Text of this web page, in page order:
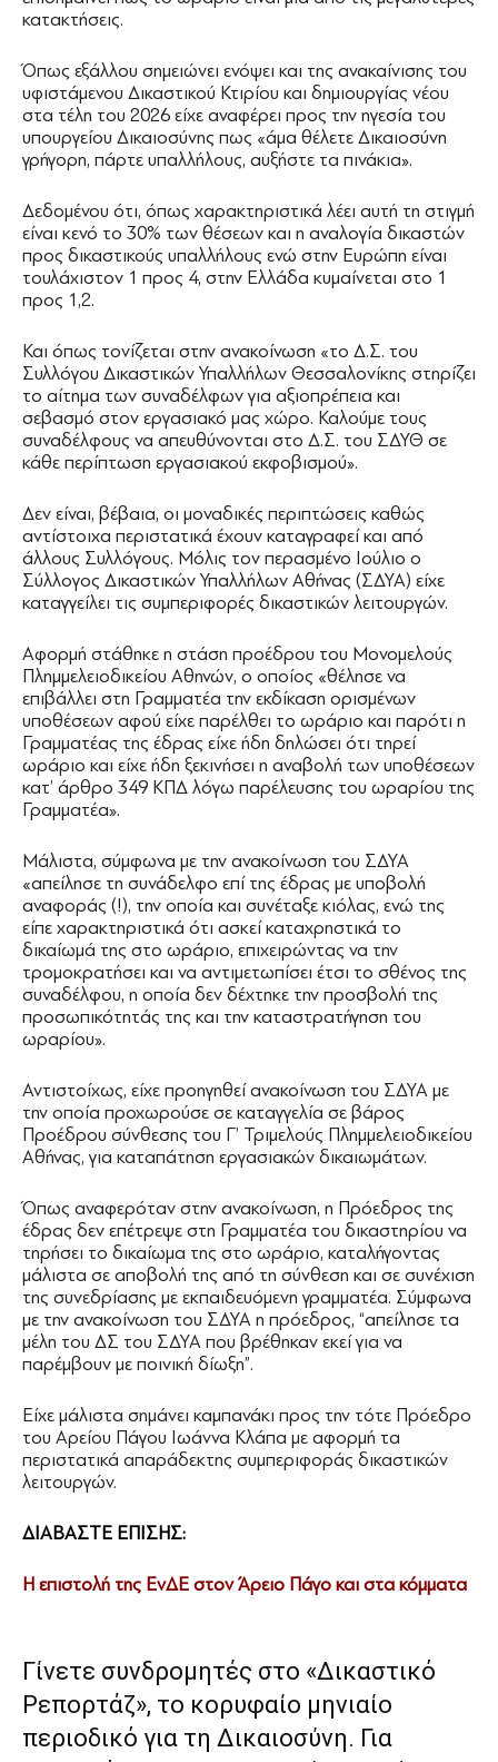
κατακτήσεις.
Όπως εξάλλου σημειώνει ενόψει και της ανακαίνισης του
υφιστάμενου Δικαστικού Κτιρίου και δημιουργίας νέου
στα τέλη του 2026 είχε αναφέρει προς την ηγεσία του
υπουργείου Δικαιοσύνης πως «άμα θέλετε Δικαιοσύνη
γρήγορη, πάρτε υπαλλήλους, αυξήστε τα πινάκια».
Δεδομένου ότι, όπως χαρακτηριστικά λέει αυτή τη στιγμή
είναι κενό το 30% των θέσεων και η αναλογία δικαστών
προς δικαστικούς υπαλλήλους ενώ στην Ευρώπη είναι
τουλάχιστον 1 προς 4, στην Ελλάδα κυμαίνεται στο 1
προς 1,2.
Και όπως τονίζεται στην ανακοίνωση «το Δ.Σ. του
Συλλόγου Δικαστικών Υπαλλήλων Θεσσαλονίκης στηρίζει
το αίτημα των συναδέλφων για αξιοπρέπεια και
σεβασμό στον εργασιακό μας χώρο. Καλούμε τους
συναδέλφους να απευθύνονται στο Δ.Σ. του ΣΔΥΘ σε
κάθε περίπτωση εργασιακού εκφοβισμού».
Δεν είναι, βέβαια, οι μοναδικές περιπτώσεις καθώς
αντίστοιχα περιστατικά έχουν καταγραφεί και από
άλλους Συλλόγους. Μόλις τον περασμένο Ιούλιο ο
Σύλλογος Δικαστικών Υπαλλήλων Αθήνας (ΣΔΥΑ) είχε
καταγγείλει τις συμπεριφορές δικαστικών λειτουργών.
Αφορμή στάθηκε η στάση προέδρου του Μονομελούς
Πλημμελειοδικείου Αθηνών, ο οποίος «θέλησε να
επιβάλλει στη Γραμματέα την εκδίκαση ορισμένων
υποθέσεων αφού είχε παρέλθει το ωράριο και παρότι η
Γραμματέας της έδρας είχε ήδη δηλώσει ότι τηρεί
ωράριο και είχε ήδη ξεκινήσει η αναβολή των υποθέσεων
κατ’ άρθρο 349 ΚΠΔ λόγω παρέλευσης του ωραρίου της
Γραμματέα».
Μάλιστα, σύμφωνα με την ανακοίνωση του ΣΔΥΑ
«απείλησε τη συνάδελφο επί της έδρας με υποβολή
αναφοράς (!), την οποία και συνέταξε κιόλας, ενώ της
είπε χαρακτηριστικά ότι ασκεί καταχρηστικά το
δικαίωμά της στο ωράριο, επιχειρώντας να την
τρομοκρατήσει και να αντιμετωπίσει έτσι το σθένος της
συναδέλφου, η οποία δεν δέχτηκε την προσβολή της
προσωπικότητάς της και την καταστρατήγηση του
ωραρίου».
Αντιστοίχως, είχε προηγηθεί ανακοίνωση του ΣΔΥΑ με
την οποία προχωρούσε σε καταγγελία σε βάρος
Προέδρου σύνθεσης του Γ’ Τριμελούς Πλημμελειοδικείου
Αθήνας, για καταπάτηση εργασιακών δικαιωμάτων.
Όπως αναφερόταν στην ανακοίνωση, η Πρόεδρος της
έδρας δεν επέτρεψε στη Γραμματέα του δικαστηρίου να
τηρήσει το δικαίωμα της στο ωράριο, καταλήγοντας
μάλιστα σε αποβολή της από τη σύνθεση και σε συνέχιση
της συνεδρίασης με εκπαιδευόμενη γραμματέα. Σύμφωνα
με την ανακοίνωση του ΣΔΥΑ η πρόεδρος, “απείλησε τα
μέλη του ΔΣ του ΣΔΥΑ που βρέθηκαν εκεί για να
παρέμβουν με ποινική δίωξη”.
Είχε μάλιστα σημάνει καμπανάκι προς την τότε Πρόεδρο
του Αρείου Πάγου Ιωάννα Κλάπα με αφορμή τα
περιστατικά απαράδεκτης συμπεριφοράς δικαστικών
λειτουργών.
ΔΙΑΒΑΣΤΕ ΕΠΙΣΗΣ:
Η επιστολή της ΕνΔΕ στον Άρειο Πάγο και στα κόμματα
Γίνετε συνδρομητές στο «Δικαστικό
Ρεπορτάζ», το κορυφαίο μηνιαίο
περιοδικό για τη Δικαιοσύνη. Για